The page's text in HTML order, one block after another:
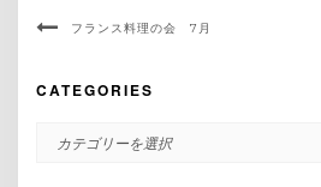
フランス料理の会 7月
CATEGORIES
CATEGORIES